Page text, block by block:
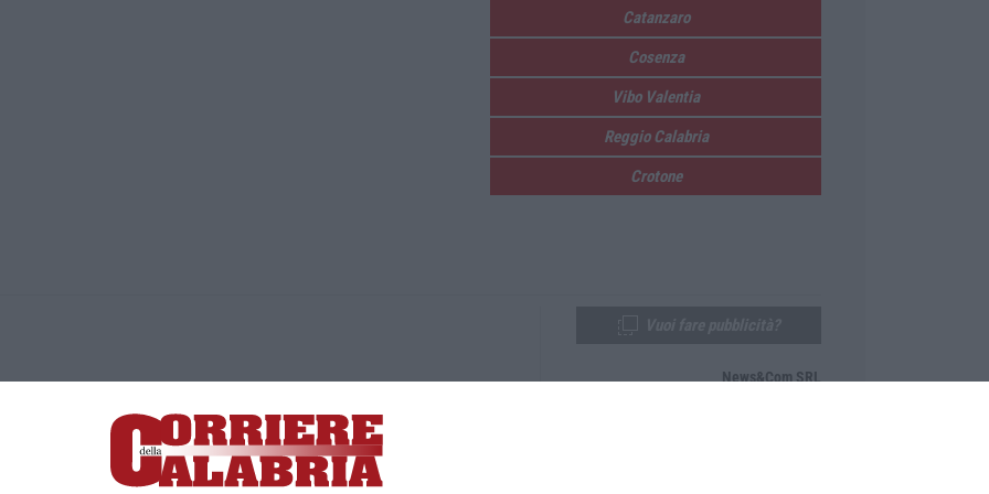
Catanzaro
Cosenza
Vibo Valentia
Reggio Calabria
Crotone
Lamezia Terme (CZ)
responsabile Paola Militano |Privacy
News&Com SRL